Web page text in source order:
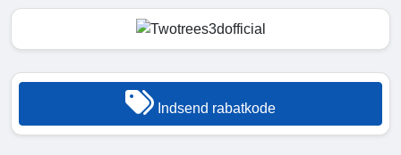
Indsend rabatkode